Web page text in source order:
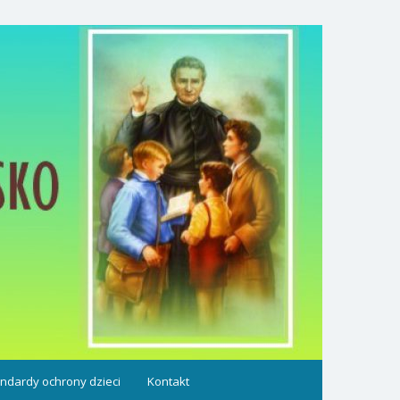
ochrony dzieci Kontakt